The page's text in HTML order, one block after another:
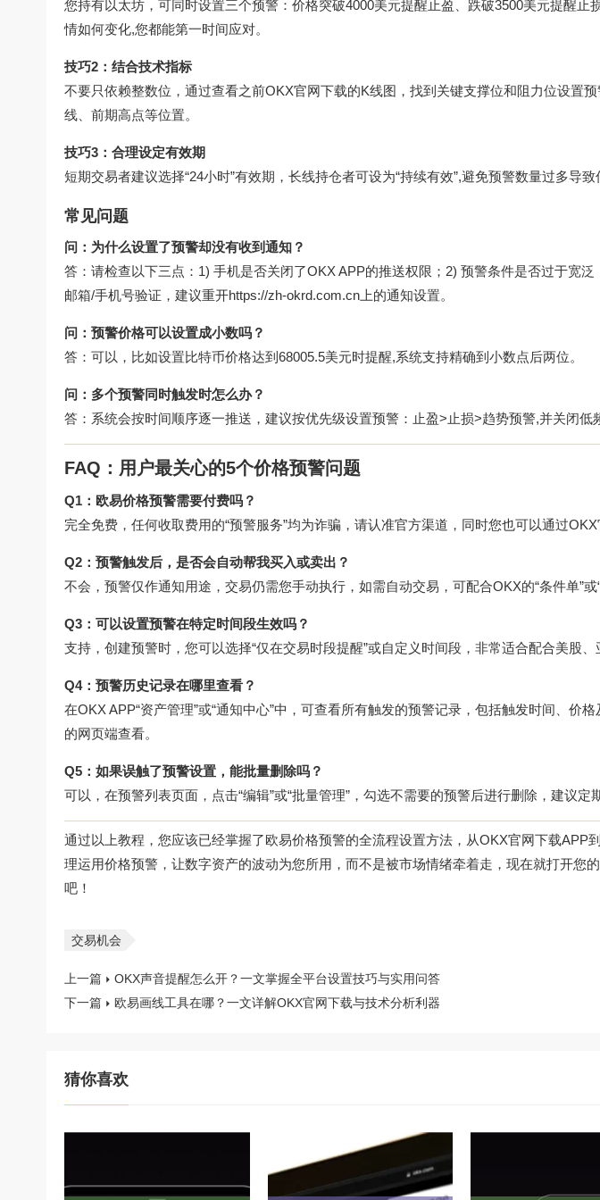
您持有以太坊，可同时设置三个预警：价格突破4000美元提醒止盈、跌破3500美元提醒止
情如何变化,您都能第一时间应对。
技巧2：结合技术指标
不要只依赖整数位，通过查看之前OKX官网下载的K线图，找到关键支撑位和阻力位设置
线、前期高点等位置。
技巧3：合理设定有效期
短期交易者建议选择“24小时”有效期，长线持仓者可设为“持续有效”,避免预警数量过多导致
常见问题
问：为什么设置了预警却没有收到通知？
答：请检查以下三点：1) 手机是否关闭了OKX APP的推送权限；2) 预警条件是否过于宽
邮箱/手机号验证，建议重开https://zh-okrd.com.cn 上的通知设置。
问：预警价格可以设置成小数吗？
答：可以，比如设置比特币价格达到68005.5美元时提醒,系统支持精确到小数点后两位。
问：多个预警同时触发时怎么办？
答：系统会按时间顺序逐一推送，建议按优先级设置预警：止盈>止损>趋势预警,并关闭低
FAQ：用户最关心的5个价格预警问题
Q1：欧易价格预警需要付费吗？
完全免费，任何收取费用的“预警服务”均为诈骗，请认准官方渠道，同时您也可以通过
Q2：预警触发后，是否会自动帮我买入或卖出？
不会，预警仅作通知用途，交易仍需您手动执行，如需自动交易，可配合OKX的“条件单”或“
Q3：可以设置预警在特定时间段生效吗？
支持，创建预警时，您可以选择“仅在交易时段提醒”或自定义时间段，非常适合配合美股、
Q4：预警历史记录在哪里查看？
在OKX APP“资产管理”或“通知中心”中，可查看所有触发的预警记录，包括触发时间、价
的网页端查看。
Q5：如果误触了预警设置，能批量删除吗？
可以，在预警列表页面，点击“编辑”或“批量管理”，勾选不需要的预警后进行删除，建议定
通过以上教程，您应该已经掌握了欧易价格预警的全流程设置方法，从OKX官网下载APP
理运用价格预警，让数字资产的波动为您所用，而不是被市场情绪牵着走，现在就打开您
吧！
交易机会
上一篇
OKX声音提醒怎么开？一文掌握全平台设置技巧与实用问答
下一篇
欧易画线工具在哪？一文详解OKX官网下载与技术分析利器
猜你喜欢